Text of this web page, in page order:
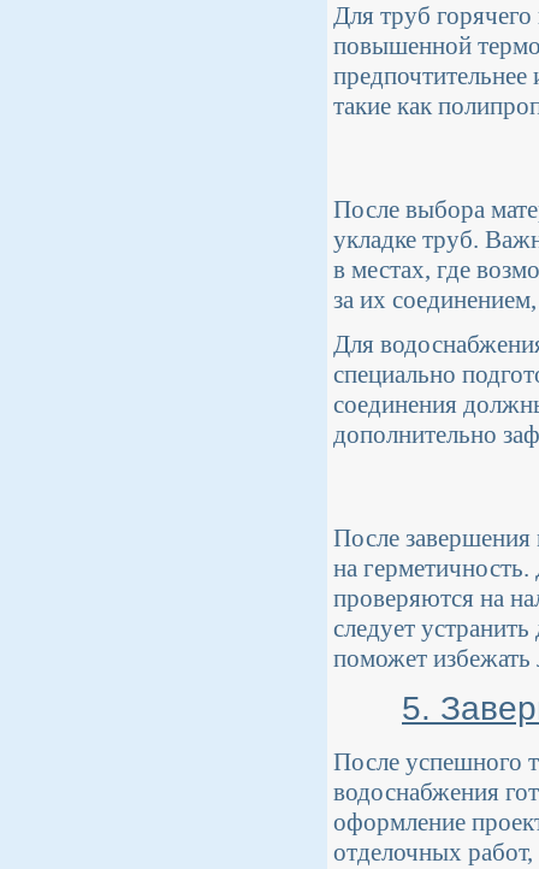
Для труб
повышенной
такие как
После выбора
укладке труб.
в местах, где
за их
Для
специально
соединения
дополнительно
После завершения
на герметичность.
проверяются на
следует
поможет
5.
После успешного
водоснабжения
оформление
отделочных